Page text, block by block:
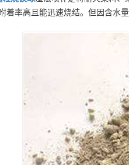
着率高且能迅速烧结。但因含水